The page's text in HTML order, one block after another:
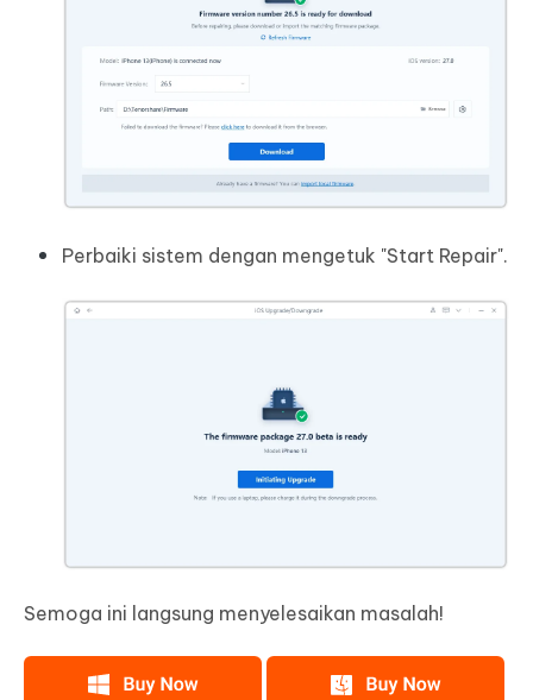
Perbaiki sistem dengan mengetuk "Start Repair".
Semoga ini langsung menyelesaikan masalah!